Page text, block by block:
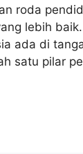
roda
lebih
ada di
satu pilar